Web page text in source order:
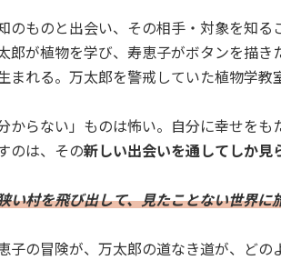
のものと出会い、その相手・対象を知る
郎が植物を学び、寿恵子がボタンを描き
まれる。万太郎を警戒していた植物学
分からない」ものは怖い。自分に幸せを
のは、その新しい出会いを通してしか見
い村を飛び出して、見たことない世界に
子の冒険が、万太郎の道なき道が、どの